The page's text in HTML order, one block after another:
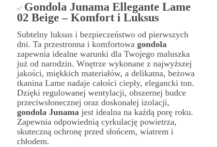
✅ Gondola Junama Ellegante Lame
02 Beige – Komfort i Luksus
Subtelny luksus i bezpieczeństwo od pierwszych
dni. Ta przestronna i komfortowa gondola
zapewnia idealne warunki dla Twojego maluszka
już od narodzin. Wnętrze wykonane z najwyższej
jakości, miękkich materiałów, a delikatna, beżowa
tkanina Lame nadaje całości ciepły, elegancki ton.
Dzięki regulowanej wentylacji, obszernej budce
przeciwsłonecznej oraz doskonałej izolacji,
gondola Junama jest idealna na każdą porę roku.
Zapewnia odpowiednią cyrkulację powietrza,
skuteczną ochronę przed słońcem, wiatrem i
chłodem.